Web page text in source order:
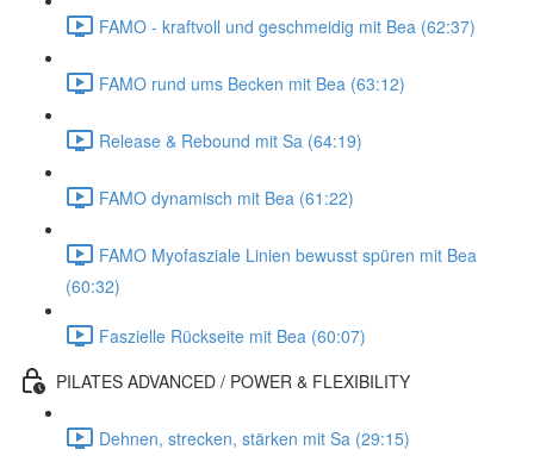
FAMO - kraftvoll und geschmeidig mit Bea (62:37)
FAMO rund ums Becken mit Bea (63:12)
Release & Rebound mit Sa (64:19)
FAMO dynamisch mit Bea (61:22)
FAMO Myofasziale Linien bewusst spüren mit Bea
(60:32)
Faszielle Rückseite mit Bea (60:07)
PILATES ADVANCED / POWER & FLEXIBILITY
Dehnen, strecken, stärken mit Sa (29:15)